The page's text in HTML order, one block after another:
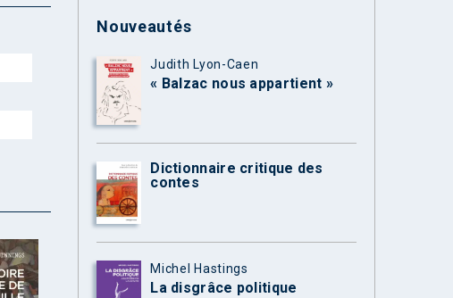
Nouveautés
Judith Lyon-Caen
« Balzac nous appartient »
Dictionnaire critique des
contes
Michel Hastings
La disgrâce politique